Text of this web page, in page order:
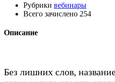
Рубрики вебинары
Всего зачислено 254
Описание
Без лишних слов,